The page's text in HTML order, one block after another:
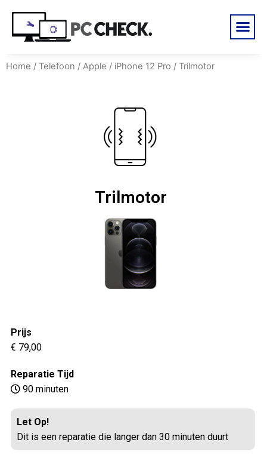
Home / Telefoon / Apple / iPhone 12 Pro / Trilmotor
Trilmotor
Prijs
€ 79,00
Reparatie Tijd
90 minuten
Let Op!
Dit is een reparatie die langer dan 30 minuten duurt